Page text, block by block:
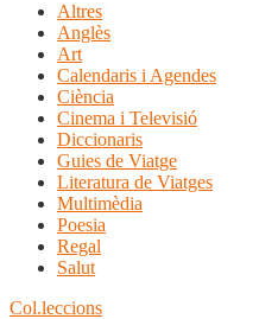
Altres
Anglès
Art
Calendaris i Agendes
Ciència
Cinema i Televisió
Diccionaris
Guies de Viatge
Literatura de Viatges
Multimèdia
Poesia
Regal
Salut
Col.leccions